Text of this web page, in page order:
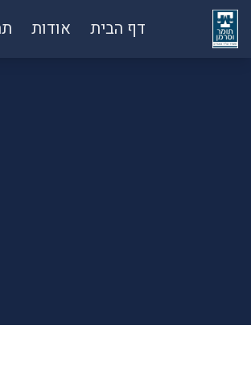
דף הבית אודות